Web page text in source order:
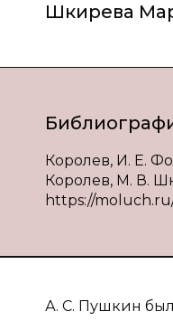
Шкирева
Королев, И. Е.
Королев, М. В.
https://
А. С. Пушкин